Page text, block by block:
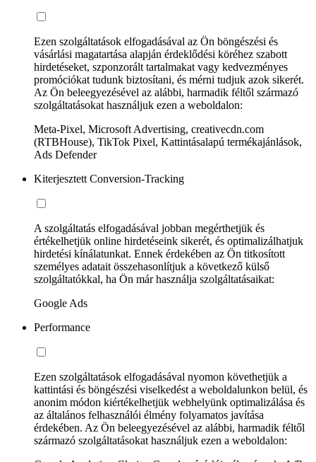
Ezen szolgáltatások elfogadásával az Ön böngészési és
vásárlási magatartása alapján érdeklődési köréhez szabott
hirdetéseket, szponzorált tartalmakat vagy kedvezményes
promóciókat tudunk biztosítani, és mérni tudjuk azok sikerét.
Az Ön beleegyezésével az alábbi, harmadik féltől származó
szolgáltatásokat használjuk ezen a weboldalon:
Meta-Pixel, Microsoft Advertising, creativecdn.com
(RTBHouse), TikTok Pixel, Kattintásalapú termékajánlások,
Ads Defender
Kiterjesztett Conversion-Tracking
A szolgáltatás elfogadásával jobban megérthetjük és
értékelhetjük online hirdetéseink sikerét, és optimalizálhatjuk
hirdetési kínálatunkat. Ennek érdekében az Ön titkosított
személyes adatait összehasonlítjuk a következő külső
szolgáltatókkal, ha Ön már használja szolgáltatásaikat:
Google Ads
Performance
Ezen szolgáltatások elfogadásával nyomon követhetjük a
kattintási és böngészési viselkedést a weboldalunkon belül, és
anonim módon kiértékelhetjük webhelyünk optimalizálása és
az általános felhasználói élmény folyamatos javítása
érdekében. Az Ön beleegyezésével az alábbi, harmadik féltől
származó szolgáltatásokat használjuk ezen a weboldalon: